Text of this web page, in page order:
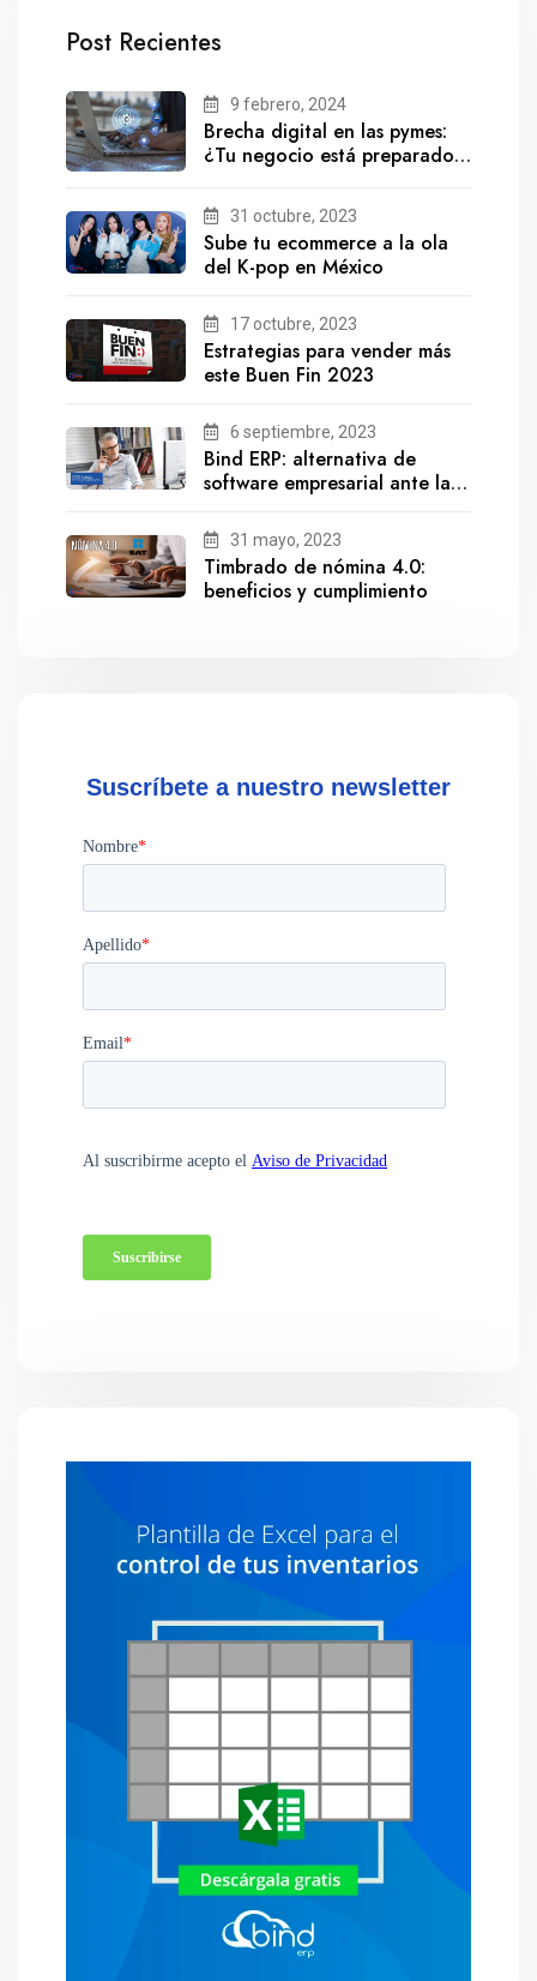
Post Recientes
9 febrero, 2024
Brecha digital en las pymes:
¿Tu negocio está preparado
31 octubre, 2023
Sube tu ecommerce a la ola
del K-pop en México
17 octubre, 2023
Estrategias para vender más
este Buen Fin 2023
6 septiembre, 2023
Bind ERP: alternativa de
software empresarial ante la
31 mayo, 2023
Timbrado de nómina 4.0:
beneficios y cumplimiento
Suscríbete a nuestro newsletter